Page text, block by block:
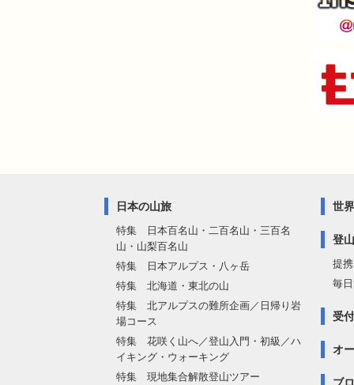
日本の山旅
特集 日本百名山・二百名山・三百名
山・山梨百名山
特集 日本アルプス・八ヶ岳
特集 北海道・東北の山
特集 北アルプスの難所企画／日帰り岩
場コース
特集 花咲く山へ／登山入門・初級／ハ
イキング・ウォーキング
特集 現地集合解散登山ツアー
世
登
提
毎
受
オ
ブ